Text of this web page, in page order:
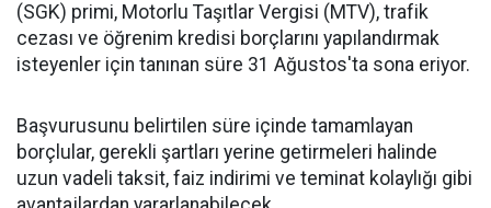
(SGK) primi, Motorlu Taşıtlar Vergisi (MTV), trafik
cezası ve öğrenim kredisi borçlarını yapılandırmak
isteyenler için tanınan süre 31 Ağustos'ta sona eriyor.
Başvurusunu belirtilen süre içinde tamamlayan
borçlular, gerekli şartları yerine getirmeleri halinde
uzun vadeli taksit, faiz indirimi ve teminat kolaylığı gibi